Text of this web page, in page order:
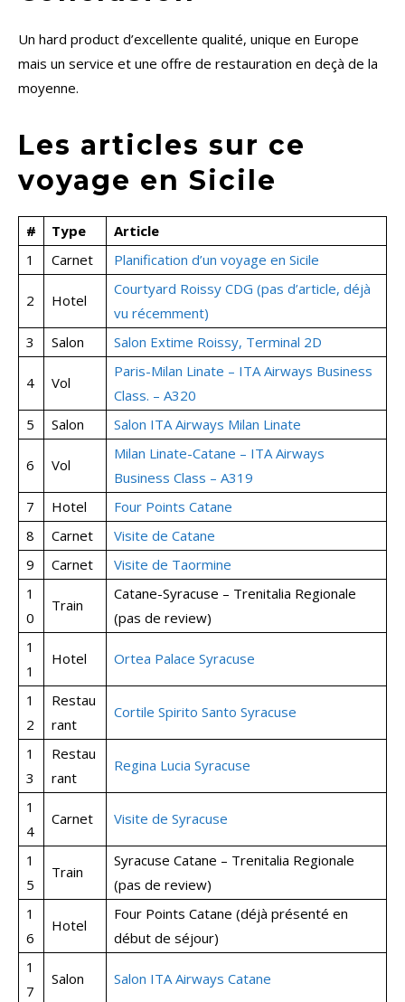
Un hard product d’excellente qualité, unique en Europe
mais un service et une offre de restauration en deçà de la
moyenne.
Les articles sur ce
voyage en Sicile
# Type
Article
1
Carnet Planification d’un voyage en Sicile
2 Hotel
Courtyard Roissy CDG (pas d’article, déjà
vu récemment)
3
Salon Salon Extime Roissy, Terminal 2D
4 Vol
Paris-Milan Linate – ITA Airways Business
Class. – A320
5
Salon Salon ITA Airways Milan Linate
6 Vol
Milan Linate-Catane – ITA Airways
Business Class – A319
7
Hotel
Four Points Catane
8
Carnet
Visite de Catane
9
Carnet
Visite de Taormine
1
0
Train
Catane-Syracuse – Trenitalia Regionale
(pas de review)
1
1
Hotel Ortea Palace Syracuse
1
2
Restau
rant
Cortile Spirito Santo Syracuse
1
3
Restau
rant
Regina Lucia Syracuse
1
4
Carnet Visite de Syracuse
1
5
Train
Syracuse Catane – Trenitalia Regionale
(pas de review)
1
6
Hotel
Four Points Catane (déjà présenté en
début de séjour)
1
7
Salon Salon ITA Airways Catane